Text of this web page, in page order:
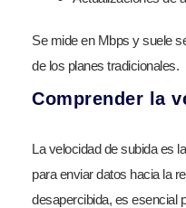
Se mide en Mbps y suele
de los planes tradicionales.
Comprender la
La velocidad de subida es
para enviar datos hacia la
desapercibida, es esencial